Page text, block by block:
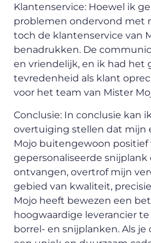
Klantenservice: Hoewel ik
problemen ondervond met
toch de klantenservice van
benadrukken. De
en vriendelijk, en ik had het
tevredenheid als klant
voor het team van Mister
Conclusie: In conclusie kan
overtuiging stellen dat mijn
Mojo buitengewoon positief
gepersonaliseerde snijplank
ontvangen, overtrof mijn
gebied van kwaliteit,
Mojo heeft bewezen een
hoogwaardige leverancier
borrel- en snijplanken. Als